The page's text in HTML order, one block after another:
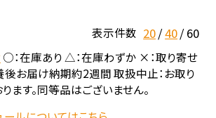
表示件数 20 40 60
○：在庫あり △：在庫わずか ×：取り寄せ
お届け納期約2週間 取扱中止：お取り
ます。同等品はございません。